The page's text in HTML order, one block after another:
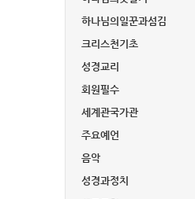
하나님의일꾼과섬김
크리스천기초
성경교리
회원필수
세계관국가관
주요예언
음악
성경과정치